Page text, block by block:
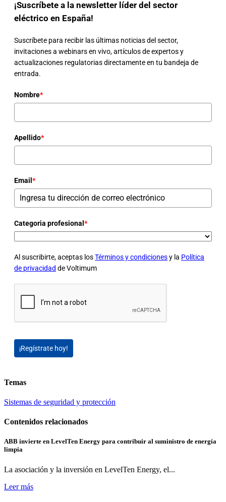
¡Suscríbete a la newsletter líder del sector
eléctrico en España!
Suscríbete para recibir las últimas noticias del sector,
invitaciones a webinars en vivo, artículos de expertos y
actualizaciones regulatorias directamente en tu bandeja de
entrada.
Nombre*
Apellido*
Email*
Categoria profesional*
Al suscribirte, aceptas losTérminos y condicionesy la Política
de privacidad de Voltimum
¡Regístrate hoy!
Temas
Sistemas de seguridad y protección
Contenidos relacionados
ABB invierte en LevelTen Energy para contribuir al suministro de energía
limpia
La asociación y la inversión en LevelTen Energy, el...
Leer más